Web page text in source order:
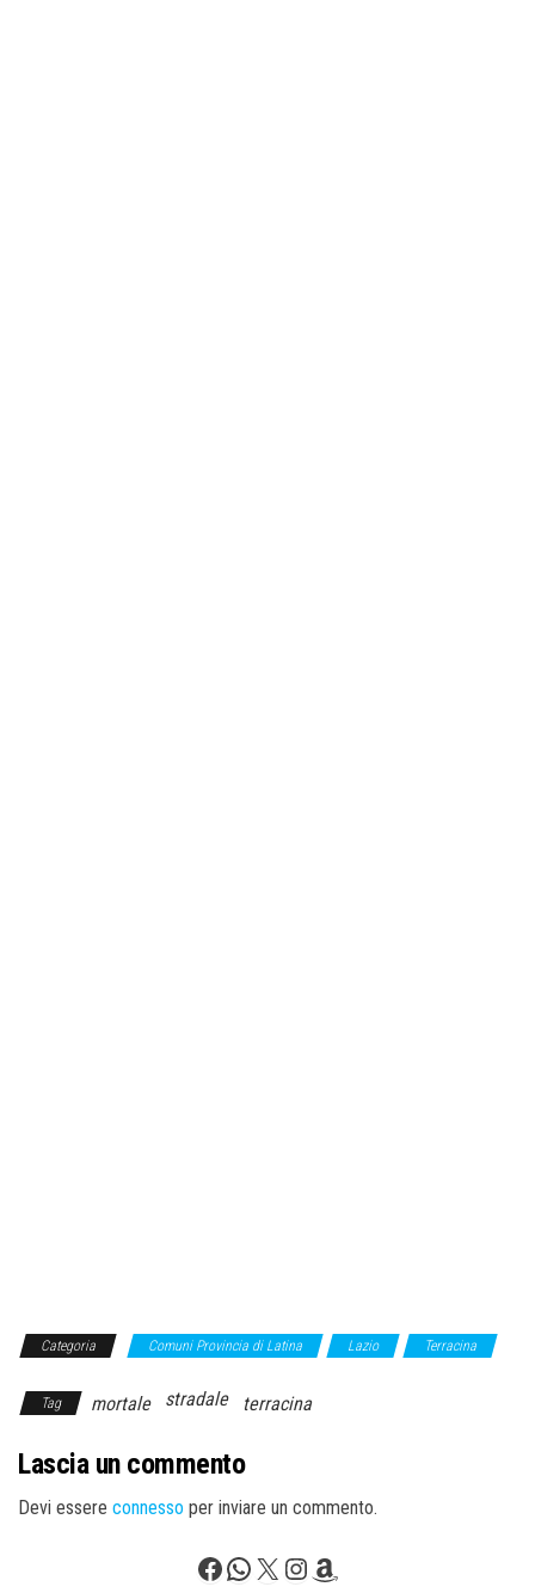
Categoria Comuni Provincia di Latina Lazio Terracina
Tag mortale stradale terracina
Lascia un commento
Devi essere connesso per inviare un commento.
Facebook
WhatsApp
X Instagram
Amazon